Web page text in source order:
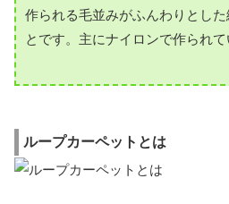
作られる毛並みがふんわりとし
とです。主にナイロンで作られて
ループカーペットとは